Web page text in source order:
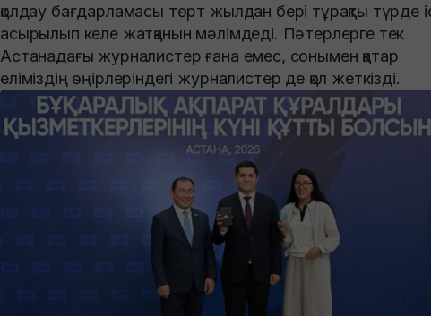
қолдау бағдарламасы төрт жылдан бері тұрақты түрде
асырылып келе жатқанын мәлімдеді. Пәтерлерге тек
Астанадағы журналистер ғана емес, сонымен қатар
еліміздің өңірлеріндегі журналистер де қол жеткізді.